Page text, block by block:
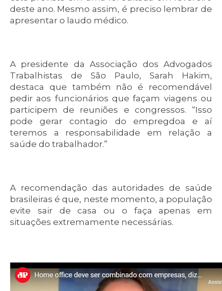
deste ano. Mesmo assim, é preciso lembrar de
apresentar o laudo médico.
A presidente da Associação dos Advogados
Trabalhistas de São Paulo, Sarah Hakim,
destaca que também não é recomendável
pedir aos funcionários que façam viagens ou
participem de reuniões e congressos. “Isso
pode gerar contagio do empregdoa e aí
teremos a responsabilidade em relação a
saúde do trabalhador.”
A recomendação das autoridades de saúde
brasileiras é que, neste momento, a população
evite sair de casa ou o faça apenas em
situações extremamente necessárias.